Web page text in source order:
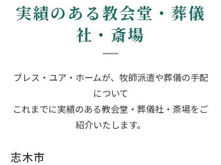
実績のある教会堂・葬儀
社・斎場
ブレス・ユア・ホームが、牧師派遣や葬儀の手配
について
これまでに実績のある教会堂・葬儀社・斎場をご
紹介いたします。
志木市